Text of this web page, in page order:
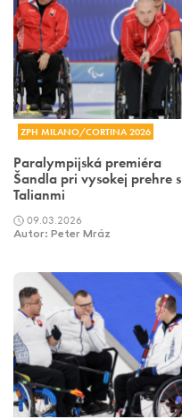
ZPH MILANO/CORTINA 2026
Paralympijská premiéra
Šandla pri vysokej prehre s
Talianmi
09.03.2026
Autor: Peter Mráz